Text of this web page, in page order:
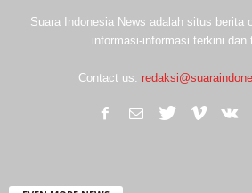
Suara Indonesia News adalah situs berita
informasi-informasi terkini dan
Contact us: